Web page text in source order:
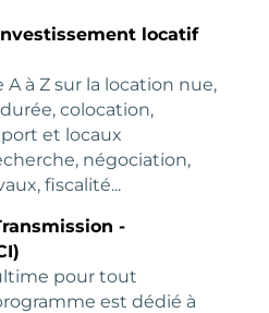
locatif
à Z sur la location nue,
colocation,
et locaux
négociation,
fiscalité...
-
pour tout
est dédié à